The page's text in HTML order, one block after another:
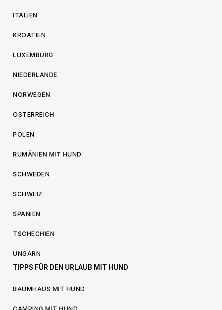
ITALIEN
KROATIEN
LUXEMBURG
NIEDERLANDE
NORWEGEN
ÖSTERREICH
POLEN
RUMÄNIEN MIT HUND
SCHWEDEN
SCHWEIZ
SPANIEN
TSCHECHIEN
UNGARN
TIPPS FÜR DEN URLAUB MIT HUND
BAUMHAUS MIT HUND